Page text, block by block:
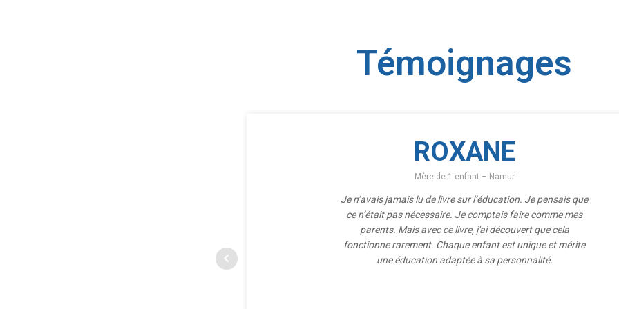
Témoignages
ROXANE
Mère de 1 enfant – Namur
Je n’avais jamais lu de livre sur l’éducation. Je pensais que
ce n’était pas nécessaire. Je comptais faire comme mes
parents. Mais avec ce livre, j'ai découvert que cela
fonctionne rarement. Chaque enfant est unique et mérite
une éducation adaptée à sa personnalité.